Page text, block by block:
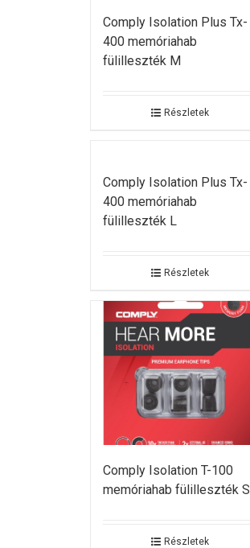
Comply Isolation Plus Tx-
400 memóriahab
fülilleszték M
Részletek
Comply Isolation Plus Tx-
400 memóriahab
fülilleszték L
Részletek
Comply Isolation T-100
memóriahab fülilleszték S
Részletek